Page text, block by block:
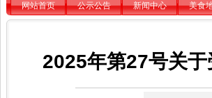
网站首页 公示公告 新闻中心 美食
2025年第27号关